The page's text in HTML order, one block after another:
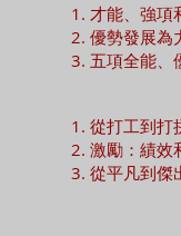
才能、強項
優勢發展為
五項全能、
從打工到打
激勵：績效
從平凡到傑